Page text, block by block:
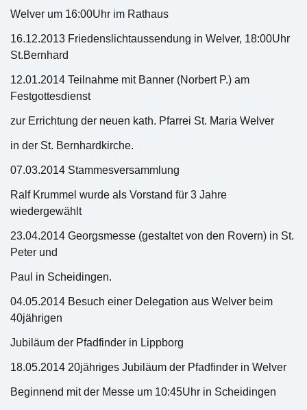
Welver um 16:00Uhr im Rathaus
16.12.2013 Friedenslichtaussendung in Welver, 18:00Uhr
St.Bernhard
12.01.2014 Teilnahme mit Banner (Norbert P.) am
Festgottesdienst
zur Errichtung der neuen kath. Pfarrei St. Maria Welver
in der St. Bernhardkirche.
07.03.2014 Stammesversammlung
Ralf Krummel wurde als Vorstand für 3 Jahre
wiedergewählt
23.04.2014 Georgsmesse (gestaltet von den Rovern) in St.
Peter und
Paul in Scheidingen.
04.05.2014 Besuch einer Delegation aus Welver beim
40jährigen
Jubiläum der Pfadfinder in Lippborg
18.05.2014 20jähriges Jubiläum der Pfadfinder in Welver
Beginnend mit der Messe um 10:45Uhr in Scheidingen